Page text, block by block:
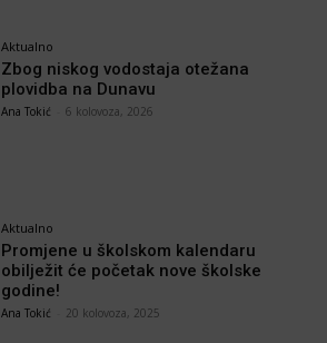
Aktualno
Zbog niskog vodostaja otežana
plovidba na Dunavu
Ana Tokić 6 kolovoza, 2026
Aktualno
Promjene u školskom kalendaru
obilježit će početak nove školske
godine!
Ana Tokić 20 kolovoza, 2025